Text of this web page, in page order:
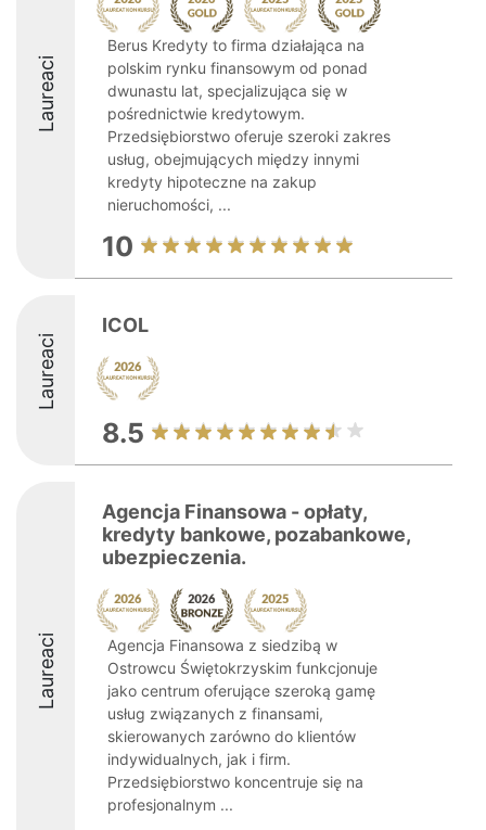
Laureaci
Berus Kredyty to firma działająca na
polskim rynku finansowym od ponad
dwunastu lat, specjalizująca się w
pośrednictwie kredytowym.
Przedsiębiorstwo oferuje szeroki zakres
usług, obejmujących między innymi
kredyty hipoteczne na zakup
nieruchomości, ...
10
Laureaci
ICOL
8.5
Laureaci
Agencja Finansowa - opłaty,
kredyty bankowe, pozabankowe,
ubezpieczenia.
Agencja Finansowa z siedzibą w
Ostrowcu Świętokrzyskim funkcjonuje
jako centrum oferujące szeroką gamę
usług związanych z finansami,
skierowanych zarówno do klientów
indywidualnych, jak i firm.
Przedsiębiorstwo koncentruje się na
profesjonalnym ...